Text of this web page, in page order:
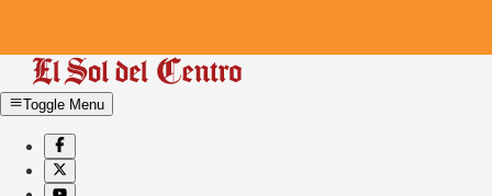
Toggle Menu